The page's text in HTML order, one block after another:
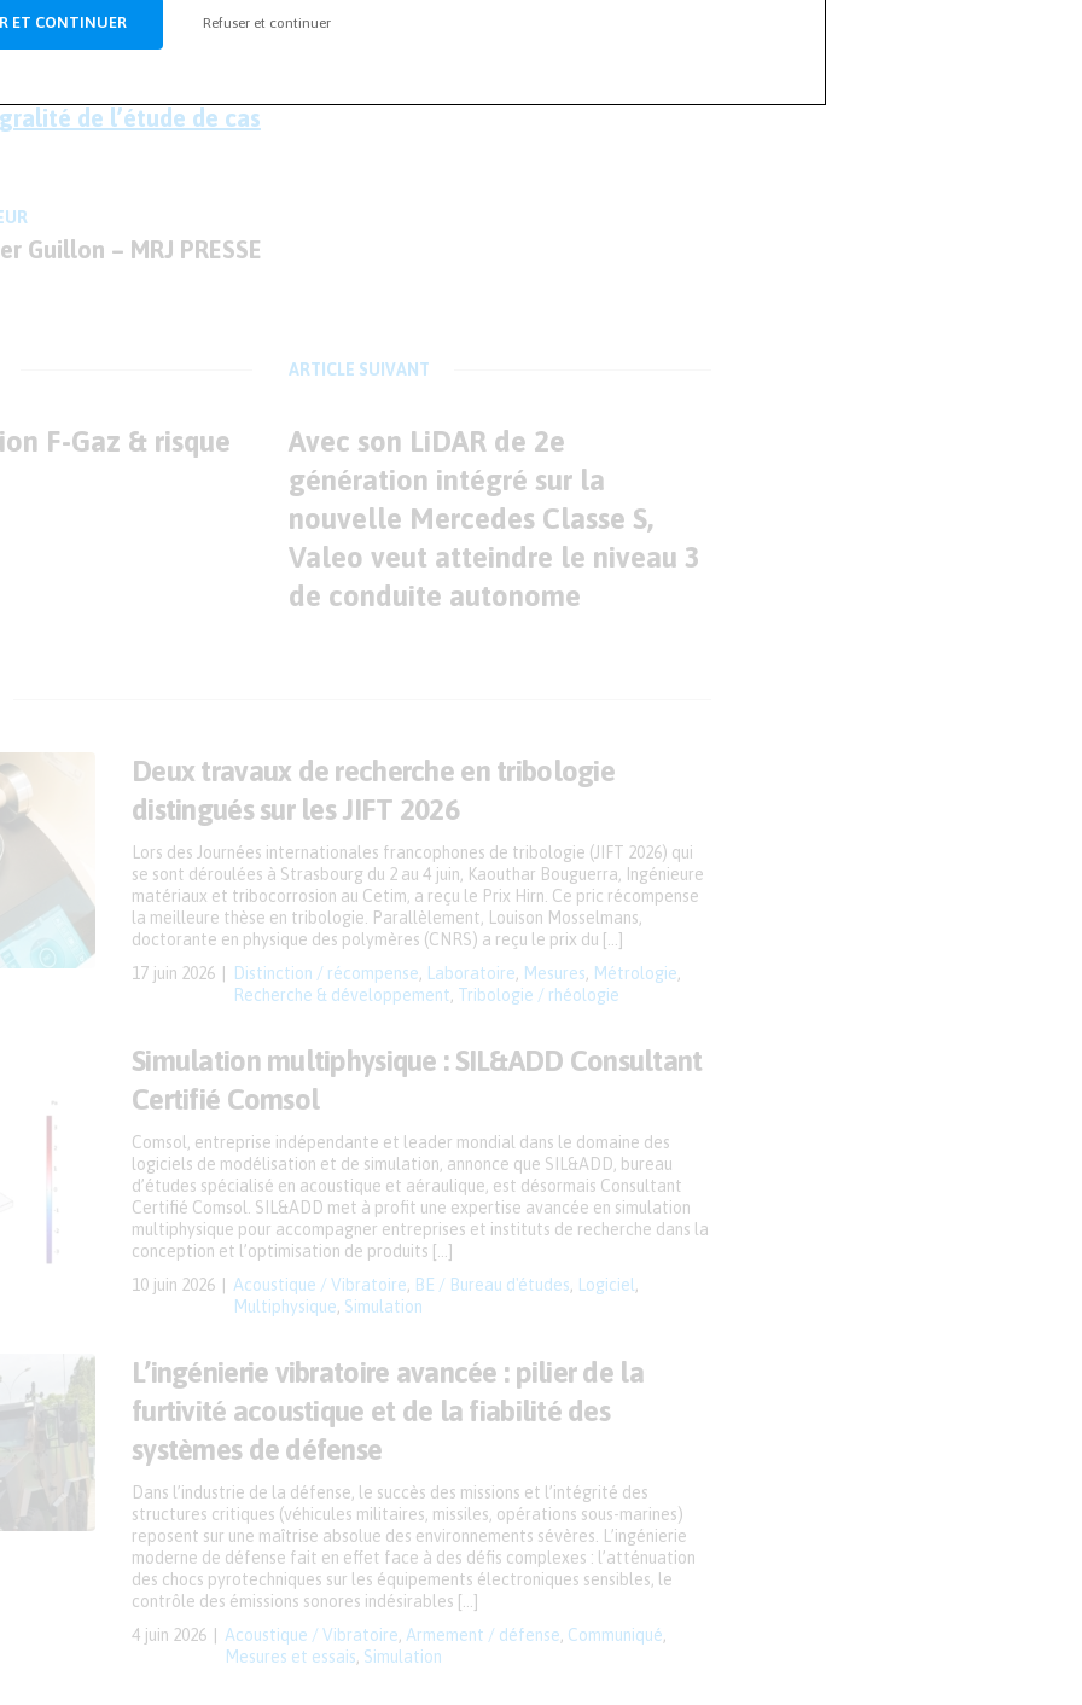
ET CONTINUER Refuser et continuer
obtenu l’accréditation EN 9100, Cetest a développé ses
domaines de l’
de l’étude de cas
Guillon – MRJ PRESSE
F-Gaz & risque
ARTICLE SUIVANT
Avec son LiDAR de 2e
génération intégré sur la
nouvelle Mercedes Classe S,
Valeo veut atteindre le niveau 3
de conduite autonome
Deux travaux de recherche en tribologie
distingués sur les JIFT 2026
17 juin 2026 Distinction / récompense Laboratoire Mesures Métrologie
Recherche & développement Tribologie / rhéologie
Lors des Journées internationales francophones de tribologie (JIFT 2026) qui
se sont déroulées à Strasbourg du 2 au 4 juin, Kaouthar Bouguerra, Ingénieure
matériaux et tribocorrosion au Cetim, a reçu le Prix Hirn. Ce pric récompense
la meilleure thèse en tribologie. Parallèlement, Louison Mosselmans,
doctorante en physique des polymères (CNRS) a reçu le prix du […]
Simulation multiphysique : SIL&ADD Consultant
Certifié Comsol
10 juin 2026 Acoustique / Vibratoire BE / Bureau d'études Logiciel
Multiphysique Simulation
Comsol, entreprise indépendante et leader mondial dans le domaine des
logiciels de modélisation et de simulation, annonce que SIL&ADD, bureau
d’études spécialisé en acoustique et aéraulique, est désormais Consultant
Certifié Comsol. SIL&ADD met à profit une expertise avancée en simulation
multiphysique pour accompagner entreprises et instituts de recherche dans la
conception et l’optimisation de produits […]
L’ingénierie vibratoire avancée : pilier de la
furtivité acoustique et de la fiabilité des
systèmes de défense
4 juin 2026 Acoustique / Vibratoire Armement / défense Communiqué
Mesures et essais Simulation
Dans l’industrie de la défense, le succès des missions et l’intégrité des
structures critiques (véhicules militaires, missiles, opérations sous-marines)
reposent sur une maîtrise absolue des environnements sévères. L’ingénierie
moderne de défense fait en effet face à des défis complexes : l’atténuation
des chocs pyrotechniques sur les équipements électroniques sensibles, le
contrôle des émissions sonores indésirables […]